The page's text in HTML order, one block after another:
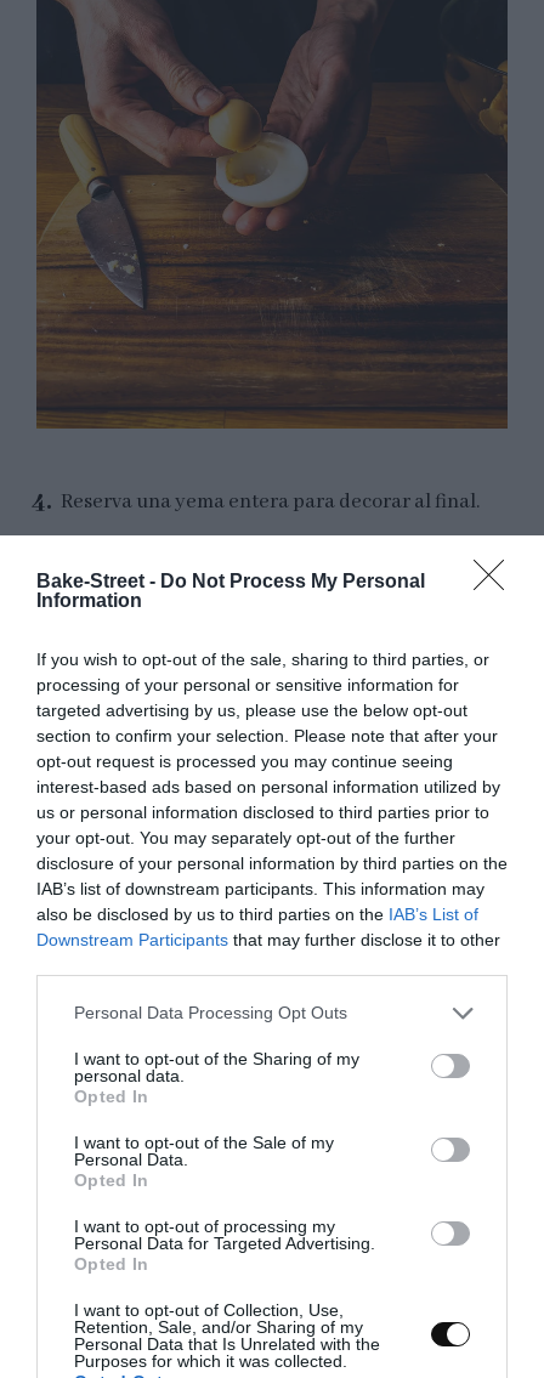
Bake-Street - Do Not Process My Personal
Information
If you wish to opt-out of the sale, sharing to third parties, or
processing of your personal or sensitive information for
targeted advertising by us, please use the below opt-out
section to confirm your selection. Please note that after your
opt-out request is processed you may continue seeing
interest-based ads based on personal information utilized by
us or personal information disclosed to third parties prior to
your opt-out. You may separately opt-out of the further
disclosure of your personal information by third parties on the
IAB’s list of downstream participants. This information may
also be disclosed by us to third parties on the IAB’s List of
Downstream Participants that may further disclose it to other
Please note that this website/app uses one or more Google
not limited to your visit or usage behaviour. You may click to
grant or deny consent to Google and its third-party tags to
use your data for below specified purposes in below Google
consent section.
Personal Data Processing Opt Outs
I want to opt-out of the Sharing of my
personal data.
Opted In
I want to opt-out of the Sale of my
Personal Data.
Opted In
I want to opt-out of processing my
Personal Data for Targeted Advertising.
Opted In
I want to opt-out of Collection, Use,
Retention, Sale, and/or Sharing of my
Personal Data that Is Unrelated with the
Purposes for which it was collected.
Reserva una yema entera para decorar al final.
añade el atún en aceite de oliva, previamente
escurrido.
Añade la mayonesa junto con una pizca de sal
y mezcla muy bien hasta obtener una mezcla
homogénea.